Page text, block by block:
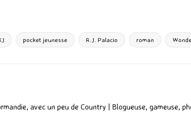
pocket jeunesse R.J. Palacio roman
avec un peu de Country | Blogueuse, gameuse,